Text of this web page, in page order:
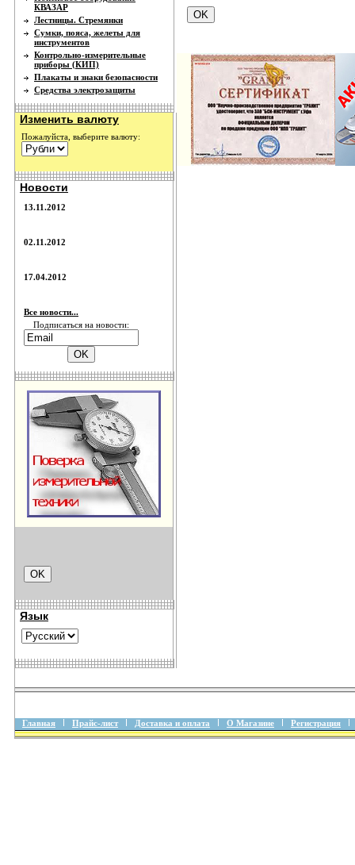
КВАЗАР
Лестницы. Стремянки
Сумки, пояса, желеты для
инструментов
Контрольно-измерительные
приборы (КИП)
Плакаты и знаки безопасности
Средства электрозащиты
Изменить валюту
Пожалуйста, выберите валюту:
Новости
13.11.2012
02.11.2012
17.04.2012
Все новости...
Подписаться на новости:
Язык
Главная Прайс-лист Доставка и оплата О Магазине Регистрация